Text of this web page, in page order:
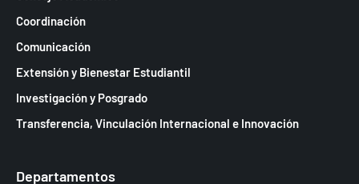
Coordinación
Comunicación
Extensión y Bienestar Estudiantil
Investigación y Posgrado
Transferencia, Vinculación Internacional e Innovación
Departamentos